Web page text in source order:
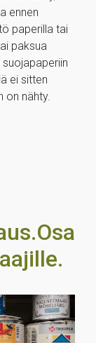
ennen
paperilla tai
paksua
ei sitten
on nähty.